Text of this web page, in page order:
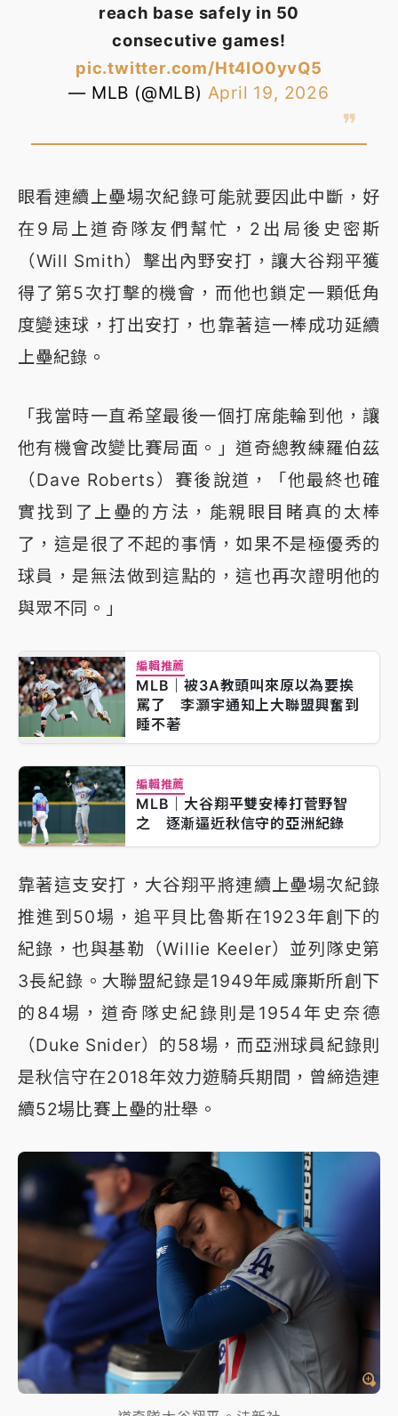
reach base safely in 50
consecutive games!
pic.twitter.com/Ht4IO0yvQ5
— MLB (@MLB) April 19, 2026
眼看連續上壘場次紀錄可能就要因此中斷，好
在9局上道奇隊友們幫忙，2出局後史密斯
（Will Smith）擊出內野安打，讓大谷翔平獲
得了第5次打擊的機會，而他也鎖定一顆低角
度變速球，打出安打，也靠著這一棒成功延續
上壘紀錄。
「我當時一直希望最後一個打席能輪到他，讓
他有機會改變比賽局面。」道奇總教練羅伯茲
（Dave Roberts）賽後說道，「他最終也確
實找到了上壘的方法，能親眼目睹真的太棒
了，這是很了不起的事情，如果不是極優秀的
球員，是無法做到這點的，這也再次證明他的
與眾不同。」
編輯推薦
MLB｜被3A教頭叫來原以為要挨
罵了 李灝宇通知上大聯盟興奮到
睡不著
編輯推薦
MLB｜大谷翔平雙安棒打菅野智
之 逐漸逼近秋信守的亞洲紀錄
靠著這支安打，大谷翔平將連續上壘場次紀錄
推進到50場，追平貝比魯斯在1923年創下的
紀錄，也與基勒（Willie Keeler）並列隊史第
3長紀錄。大聯盟紀錄是1949年威廉斯所創下
的84場，道奇隊史紀錄則是1954年史奈德
（Duke Snider）的58場，而亞洲球員紀錄則
是秋信守在2018年效力遊騎兵期間，曾締造連
續52場比賽上壘的壯舉。